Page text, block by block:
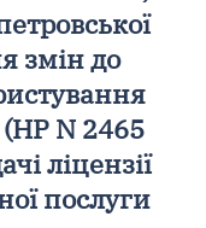
змін до
N 2465
ліцензії
послуги